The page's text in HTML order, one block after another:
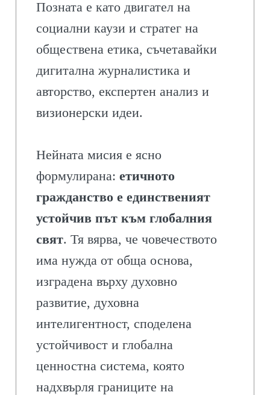
Позната е като двигател на
социални каузи и стратег на
обществена етика, съчетавайки
дигитална журналистика и
авторство, експертен анализ и
визионерски идеи.
Нейната мисия е ясно
формулирана:етичното
гражданство е единственият
устойчив път към глобалния
свят. Тя вярва, че човечеството
има нужда от обща основа,
изградена върху духовно
развитие, духовна
интелигентност, споделена
устойчивост и глобална
ценностна система, която
надхвърля границите на